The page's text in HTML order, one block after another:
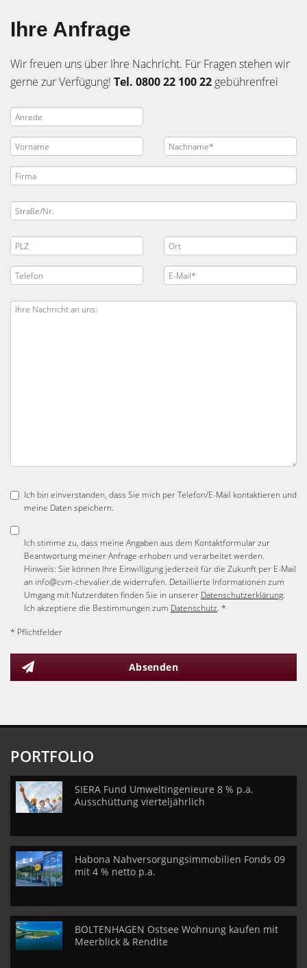
Ihre Anfrage
Wir freuen uns über Ihre Nachricht. Für Fragen stehen wir
gerne zur Verfügung! Tel. 0800 22 100 22 gebührenfrei
Ich bin einverstanden, dass Sie mich per Telefon/E-Mail kontaktieren und
meine Daten speichern.
Ich stimme zu, dass meine Angaben aus dem Kontaktformular zur
Beantwortung meiner Anfrage erhoben und verarbeitet werden.
Hinweis: Sie können Ihre Einwilligung jederzeit für die Zukunft per E-Mail
an info@cvm-chevalier.de widerrufen. Detaillierte Informationen zum
Umgang mit Nutzerdaten finden Sie in unserer Datenschutzerklärung.
Ich akzeptiere die Bestimmungen zum Datenschutz. *
* Pflichtfelder
Absenden
PORTFOLIO
SIERA Fund Umweltingenieure 8 % p.a.
Ausschüttung vierteljährlich
Habona Nahversorgungsimmobilien Fonds 09
mit 4 % netto p.a.
BOLTENHAGEN Ostsee Wohnung kaufen mit
Meerblick & Rendite